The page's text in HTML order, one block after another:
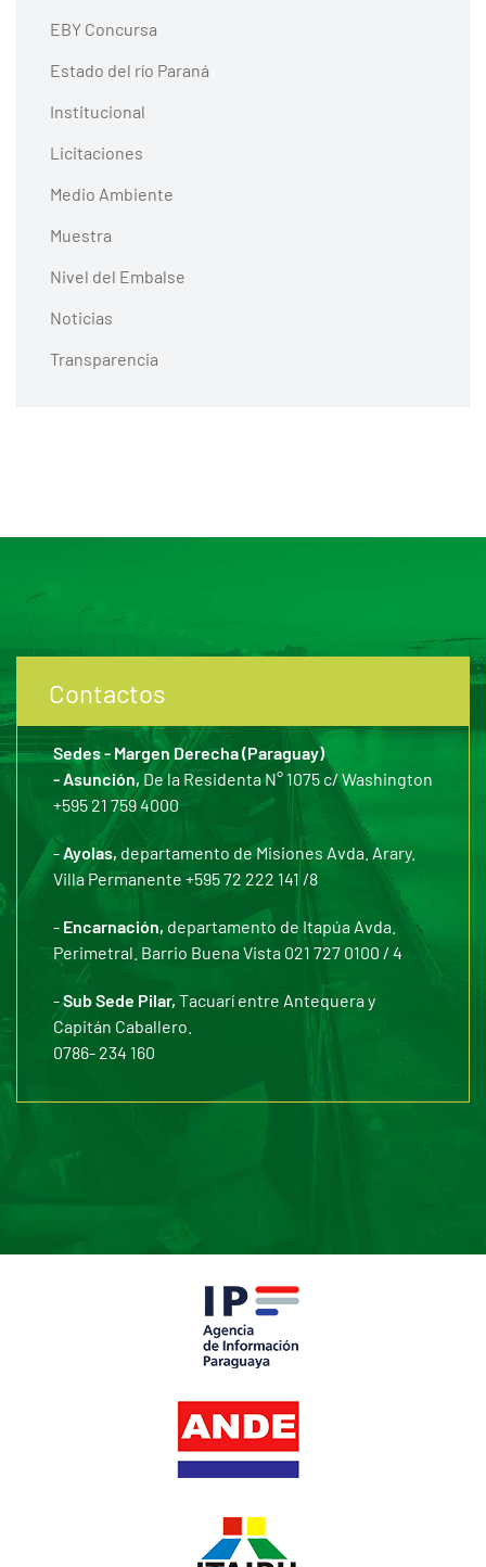
EBY Concursa
Estado del río Paraná
Institucional
Licitaciones
Medio Ambiente
Muestra
Nivel del Embalse
Noticias
Transparencia
Contactos
Sedes - Margen Derecha (Paraguay)
- Asunción, De la Residenta N° 1075 c/ Washington
+595 21 759 4000
-Ayolas, departamento de Misiones Avda. Arary.
Villa Permanente +595 72 222 141 /8
- Encarnación, departamento de Itapúa Avda.
Perimetral. Barrio Buena Vista 021 727 0100 / 4
-Sub Sede Pilar, Tacuarí entre Antequera y
Capitán Caballero.
0786- 234 160